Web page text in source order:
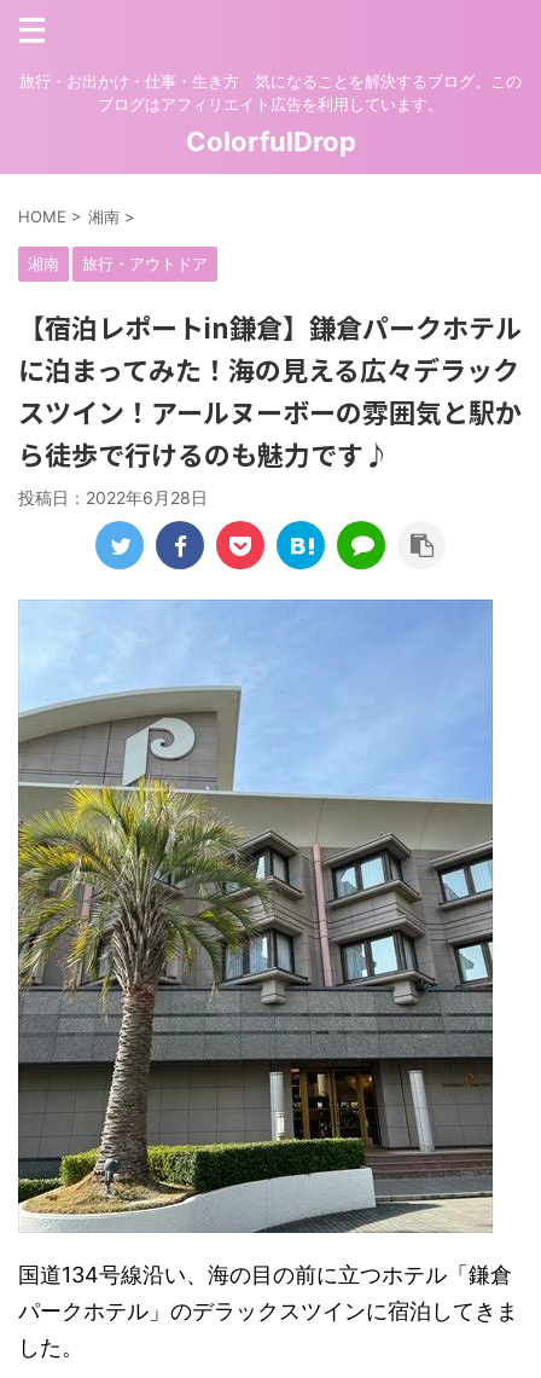
旅行・お出かけ・仕事・生き方 気になることを解決するブログ。この
ブログはアフィリエイト広告を利用しています。
ColorfulDrop
HOME > 湘南 >
湘南 旅行・アウトドア
【宿泊レポートin鎌倉】鎌倉パークホテル
に泊まってみた！海の見える広々デラック
スツイン！アールヌーボーの雰囲気と駅か
ら徒歩で行けるのも魅力です♪
投稿日： 2022年6月28日
国道134号線沿い、海の目の前に立つホテル「鎌倉
パークホテル」のデラックスツインに宿泊してきま
した。